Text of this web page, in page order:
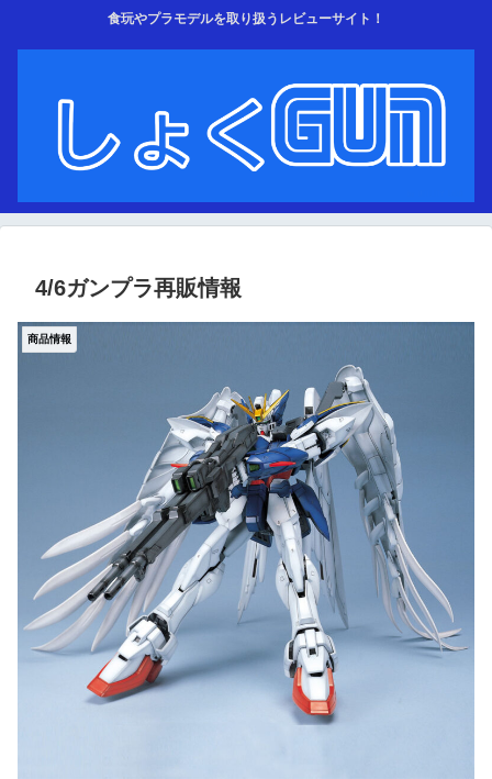
食玩やプラモデルを取り扱うレビューサイト！
4/6ガンプラ再販情報
商品情報